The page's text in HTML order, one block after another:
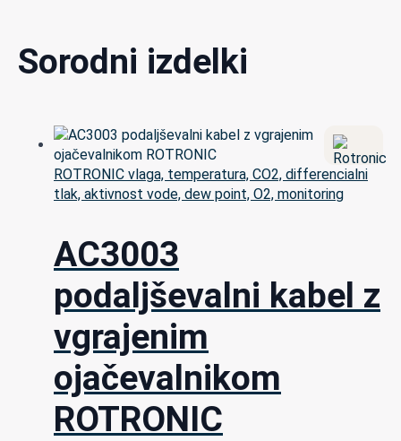
Sorodni izdelki
ROTRONIC vlaga, temperatura, CO2, differencialni
tlak, aktivnost vode, dew point, O2, monitoring
AC3003
podaljševalni kabel z
vgrajenim
ojačevalnikom
ROTRONIC